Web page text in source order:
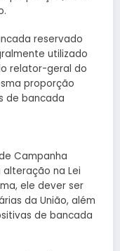
reservado
utilizado
relator-geral do
proporção
de bancada
Campanha
alteração na Lei
ele dever ser
da União, além
de bancada